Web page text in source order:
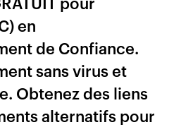
en
de Confiance.
sans virus et
Obtenez des liens
alternatifs pour